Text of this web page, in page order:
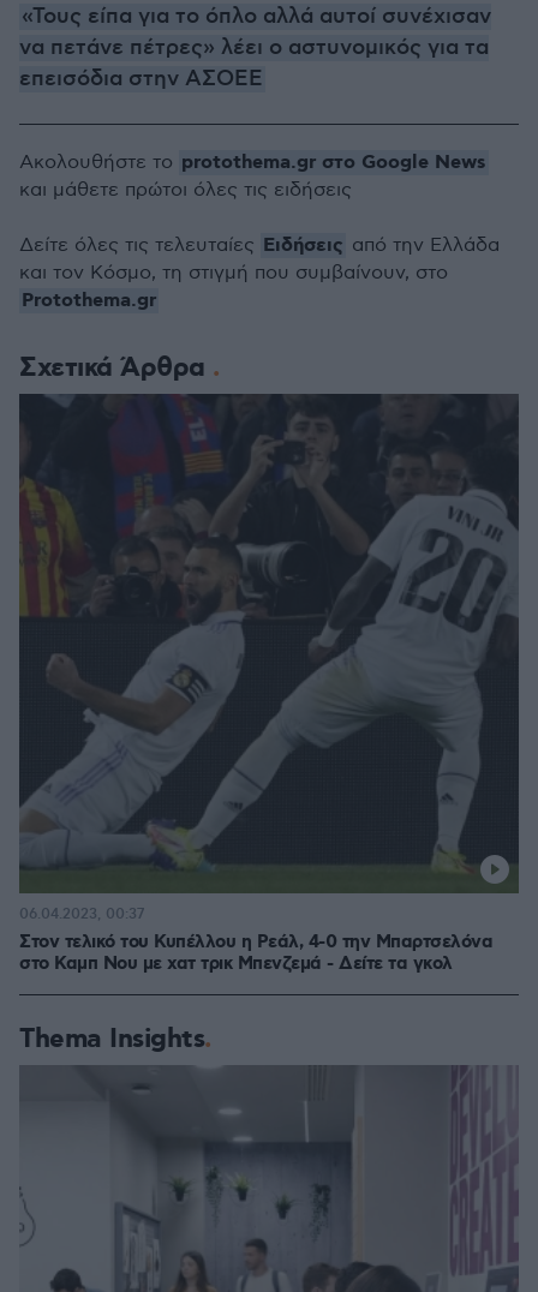
«Τους είπα για το όπλο αλλά αυτοί συνέχισαν
να πετάνε πέτρες» λέει ο αστυνομικός για τα
επεισόδια στην ΑΣΟΕΕ
Σχετικά Άρθρα
Στον τελικό του Κυπέλλου η Ρεάλ, 4-0 την Μπαρτσελόνα
στο Καμπ Νου με χατ τρικ Μπενζεμά - Δείτε τα γκολ
06.04.2023, 00:37
Thema Insights
Ακολουθήστε το protothema.gr στο Google News
και μάθετε πρώτοι όλες τις ειδήσεις
Δείτε όλες τις τελευταίες Ειδήσεις από την Ελλάδα
και τον Κόσμο, τη στιγμή που συμβαίνουν, στο
Protothema.gr